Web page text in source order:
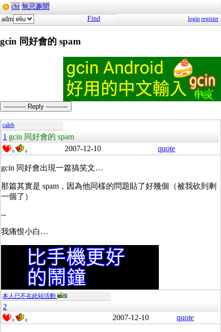
cht 無忌趣聞
adm
Find login register
gcin 同好會的 spam
----------- Reply -----------
caleb
1 gcin 同好會的 spam
0 0 2007-12-10 quote
gcin 同好會出現一篇搞笑文…
那篇其實是 spam，因為他同樣的問題貼了好幾個（被我砍到剩
一個了）
--
我痛恨小白…
本人已不在此站活動
2
0 0 2007-12-10 quote